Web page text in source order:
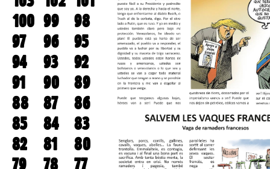
100 99
98
97
96
95
94
93
92
91
90
89
88
87
86
85
84
83
82
81
80
79
78
77